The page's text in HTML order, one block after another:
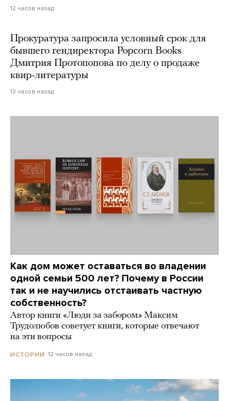
12 часов назад
Прокуратура запросила условный срок для
бывшего гендиректора Popcorn Books
Дмитрия Протопопова по делу о продаже
квир-литературы
13 часов назад
Как дом может оставаться во владении
одной семьи 500 лет? Почему в России
так и не научились отстаивать частную
собственность?
Автор книги «Люди за забором» Максим
Трудолюбов советует книги, которые отвечают
на эти вопросы
ИСТОРИИ 12 часов назад